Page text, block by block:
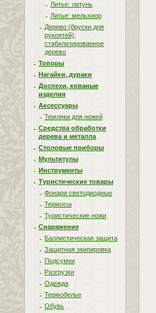
Литье: латунь
Литье: мельхиор
Дерево (бруски для
рукоятей),
стабилизированное
дерево
Топоры
Нагайки, дураки
Доспехи, кованые
изделия
Аксессуары
Темляки для ножей
Средства обработки
дерева и металла
Столовые приборы
Мультитулы
Инструменты
Туристические товары
Фонари светодиодные
Термосы
Туристические ножи
Снаряжение
Баллистическая защита
Защитная экипировка
Подсумки
Разгрузки
Одежда
Термобелье
Обувь